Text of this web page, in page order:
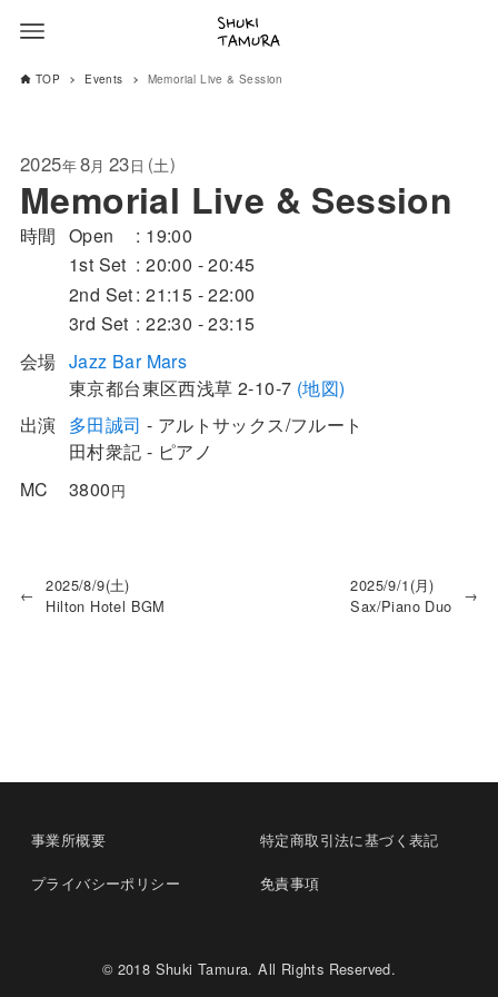
TOP Events Memorial Live & Session
2025年8月 23日 (土)
Memorial Live & Session
時間 Open
19:00
1st Set
20:00 - 20:45
2nd Set 21:15 - 22:00
3rd Set
22:30 - 23:15
会場 Jazz Bar Mars
東京都台東区西浅草 2-10-7 (地図)
出演 多田誠司 - アルトサックス/フルート
田村衆記 - ピアノ
MC
3800円
←
2025/8/9(土)
Hilton Hotel BGM
2025/9/1(月)
Sax/Piano Duo
→
事業所概要 特定商取引法に基づく表記
プライバシーポリシー 免責事項
© 2018 Shuki Tamura. All Rights Reserved.